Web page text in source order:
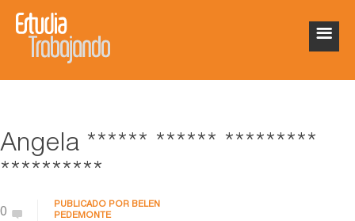
Ángela ****** ****** *********
**********
0
PUBLICADO POR BELEN
PEDEMONTE